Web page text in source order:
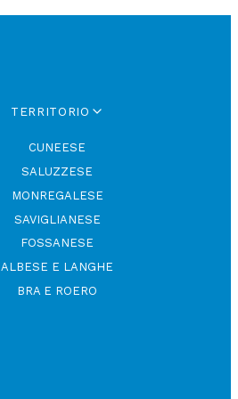
TERRITORIO
CUNEESE
SALUZZESE
MONREGALESE
SAVIGLIANESE
FOSSANESE
ALBESE E LANGHE
BRA E ROERO